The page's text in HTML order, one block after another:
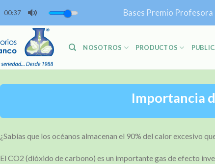
00:37 Bases Premio
NOSOTROS PRODUCTOS
Importancia
¿Sabías que los océanos almacenan el 90% del calor excesivo
El CO2 (dióxido de carbono) es un importante gas de efecto